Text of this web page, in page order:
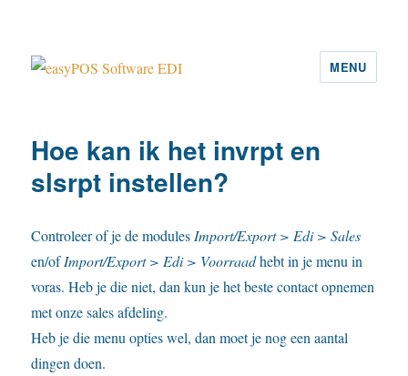
MENU
Hoe kan ik het invrpt en
slsrpt instellen?
Controleer of je de modules Import/Export > Edi > Sales
en/ofImport/Export > Edi > Voorraadhebt in je menu in
voras. Heb je die niet, dan kun je het beste contact opnemen
met onze sales afdeling.
Heb je die menu opties wel, dan moet je nog een aantal
dingen doen.